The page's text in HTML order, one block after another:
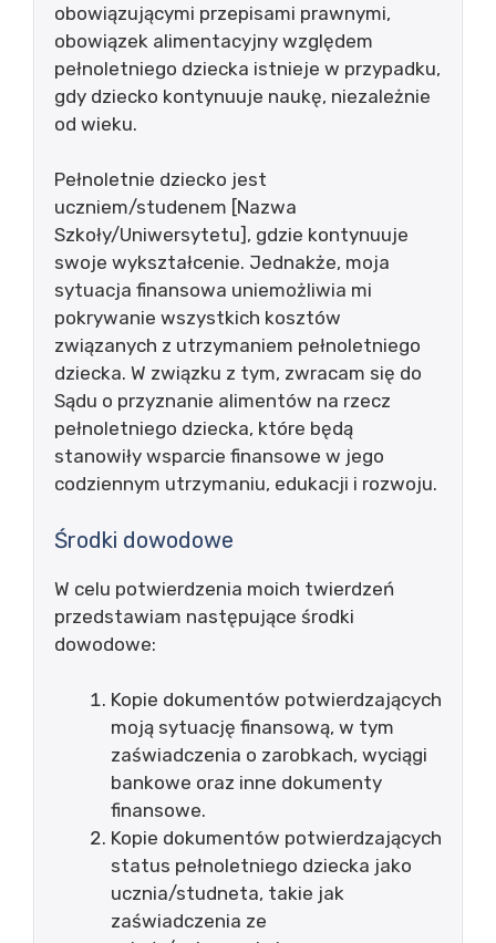
obowiązującymi przepisami prawnymi,
obowiązek alimentacyjny względem
pełnoletniego dziecka istnieje w przypadku,
gdy dziecko kontynuuje naukę, niezależnie
od wieku.
Pełnoletnie dziecko jest
uczniem/studenem [Nazwa
Szkoły/Uniwersytetu], gdzie kontynuuje
swoje wykształcenie. Jednakże, moja
sytuacja finansowa uniemożliwia mi
pokrywanie wszystkich kosztów
związanych z utrzymaniem pełnoletniego
dziecka. W związku z tym, zwracam się do
Sądu o przyznanie alimentów na rzecz
pełnoletniego dziecka, które będą
stanowiły wsparcie finansowe w jego
codziennym utrzymaniu, edukacji i rozwoju.
Środki dowodowe
W celu potwierdzenia moich twierdzeń
przedstawiam następujące środki
dowodowe:
Kopie dokumentów potwierdzających
moją sytuację finansową, w tym
zaświadczenia o zarobkach, wyciągi
bankowe oraz inne dokumenty
finansowe.
Kopie dokumentów potwierdzających
status pełnoletniego dziecka jako
ucznia/studneta, takie jak
zaświadczenia ze